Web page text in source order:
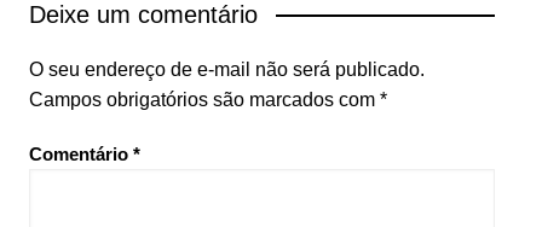
Deixe um comentário
O seu endereço de e-mail não será publicado.
Campos obrigatórios são marcados com *
Comentário *